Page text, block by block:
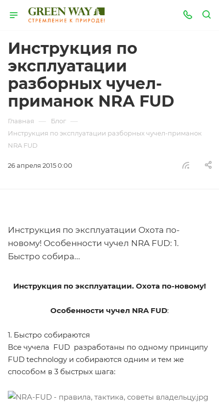
Инструкция по
эксплуатации
разборных чучел-
приманок NRA FUD
Главная — Блог —
Инструкция по эксплуатации разборных чучел-приманок
NRA FUD
26 апреля 2015 0:00
Инструкция по эксплуатации Охота по-
новому! Особенности чучел NRA FUD: 1.
Быстро собира...
Инструкция по эксплуатации. Охота по-новому!
Особенности чучел NRA FUD:
1. Быстро собираются
Все чучела FUD разработаны по одному принципу
FUD technology и собираются одним и тем же
способом в 3 быстрых шага: